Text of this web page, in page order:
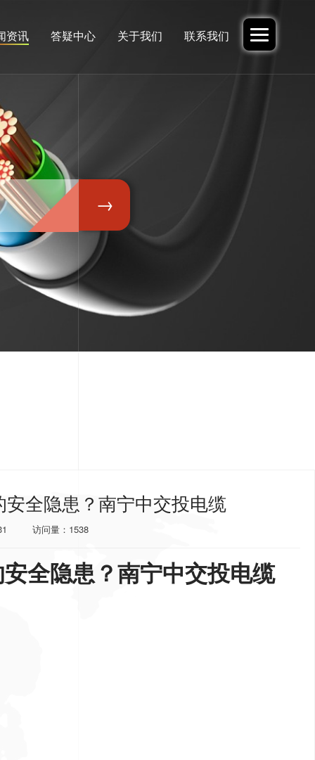
资讯 答疑中心 关于我们 联系我们
全隐患？南宁中交投电缆
访问量：1538
全隐患？南宁中交投电缆